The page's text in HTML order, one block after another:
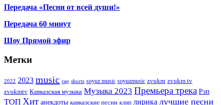
Передача «Песни от всей души!»
Передача 60 минут
Шоу Прямой эфир
Метки
2022 2023 music rap shorts soyuz music soyuzmusic zvukm zvukm tv
zvukmtv Кавказская музыка Музыка 2023 Премьера трека Рэп
ТОП Хит анекдоты кавказские песни клип лирика лучшие песни